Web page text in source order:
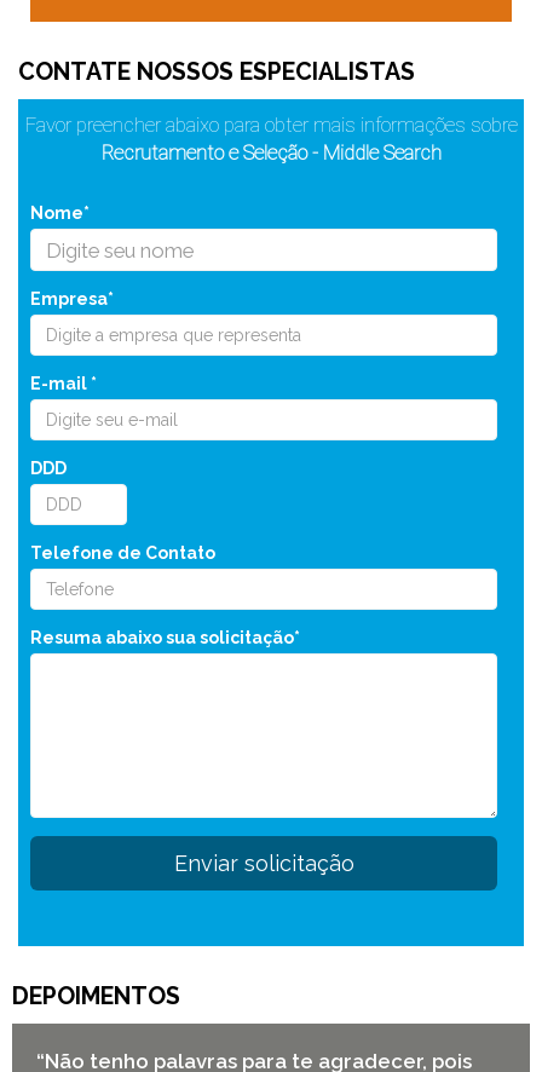
CONTATE NOSSOS ESPECIALISTAS
Favor preencher abaixo para obter mais informações sobre
Recrutamento e Seleção - Middle Search
Nome*
Empresa*
E-mail *
DDD
Telefone de Contato
Resuma abaixo sua solicitação*
DEPOIMENTOS
“Não tenho palavras para te agradecer, pois